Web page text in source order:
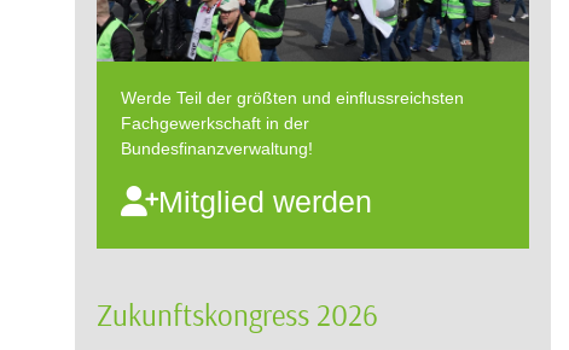
Werde Teil der größten und einflussreichsten
Fachgewerkschaft in der
Bundesfinanzverwaltung!
Mitglied werden
Zukunftskongress 2026